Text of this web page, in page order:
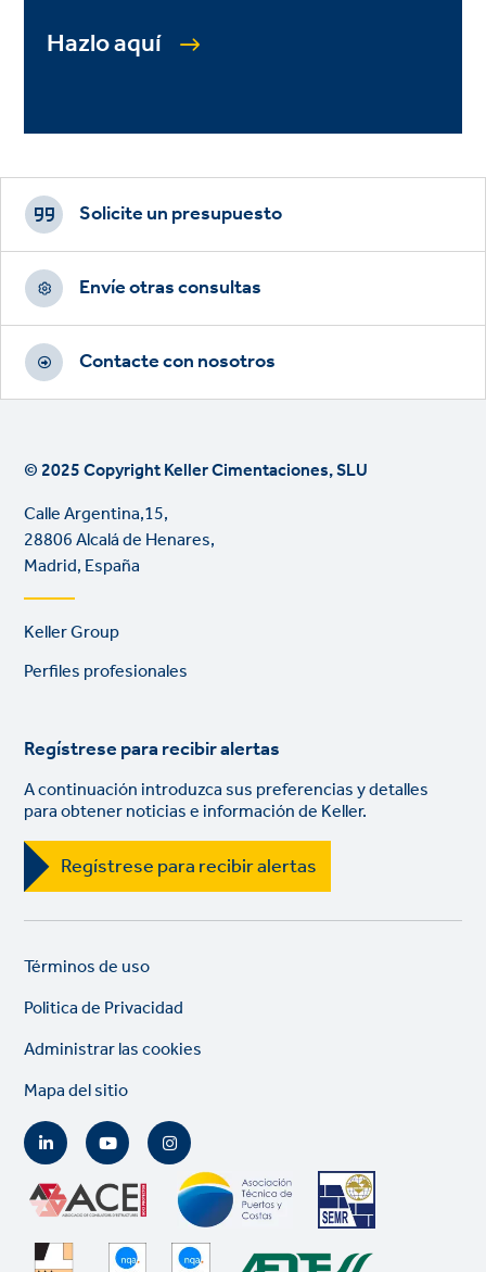
Hazlo aquí
Footer
CTAs
Solicite un presupuesto
Envíe otras consultas
Contacte con nosotros
© 2025 Copyright Keller Cimentaciones, SLU
Calle Argentina,15,
28806 Alcalá de Henares,
Madrid, España
Footer
Keller Group
Perfiles profesionales
Regístrese para recibir alertas
A continuación introduzca sus preferencias y detalles
para obtener noticias e información de Keller.
Regístrese para recibir alertas
Legal
links
Términos de uso
Politica de Privacidad
Administrar las cookies
Mapa del sitio